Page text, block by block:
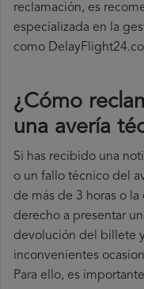
reclamación, es
especializada en la
como
¿Cómo
una avería
Si has recibido una
o un fallo técnico del
de más de 3 horas o
derecho a presentar
devolución del billete
inconvenientes
Para ello, es